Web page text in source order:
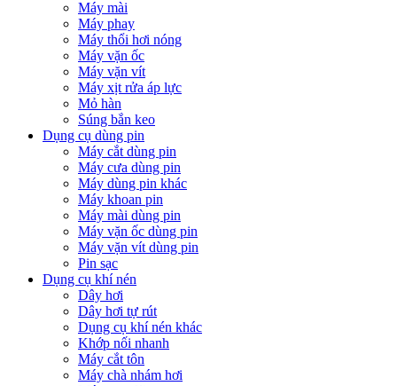
Máy mài
Máy phay
Máy thổi hơi nóng
Máy vặn ốc
Máy vặn vít
Máy xịt rửa áp lực
Mỏ hàn
Súng bắn keo
Dụng cụ dùng pin
Máy cắt dùng pin
Máy cưa dùng pin
Máy dùng pin khác
Máy khoan pin
Máy mài dùng pin
Máy vặn ốc dùng pin
Máy vặn vít dùng pin
Pin sạc
Dụng cụ khí nén
Dây hơi
Dây hơi tự rút
Dụng cụ khí nén khác
Khớp nối nhanh
Máy cắt tôn
Máy chà nhám hơi